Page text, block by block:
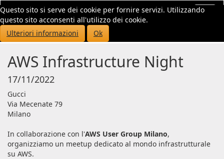
Questo sito si serve dei cookie per fornire servizi. Utilizzando
questo sito acconsenti all'utilizzo dei cookie.
Ulteriori informazioni
Ok
AWS Infrastructure Night
17/11/2022
Gucci
Via Mecenate 79
Milano
In collaborazione con l'AWS User Group Milano,
organizziamo un meetup dedicato al mondo infrastrutturale
su AWS.